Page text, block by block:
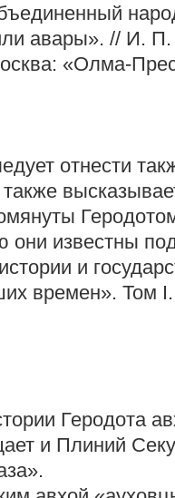
авары». // И.
«Олма-
отнести
известны
и
времен». Том
Геродота
и Плиний